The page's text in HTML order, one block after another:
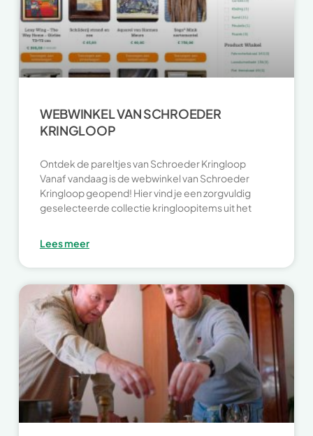
WEBWINKEL VAN SCHROEDER
KRINGLOOP
Ontdek de pareltjes van Schroeder Kringloop
Vanaf vandaag is de webwinkel van Schroeder
Kringloop geopend! Hier vind je een zorgvuldig
geselecteerde collectie kringloopitems uit het
Lees meer